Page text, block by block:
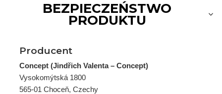
BEZPIECZEŃSTWO
PRODUKTU
Producent
Concept (Jindřich Valenta – Concept)
Vysokomýtská 1800
565-01 Choceň, Czechy